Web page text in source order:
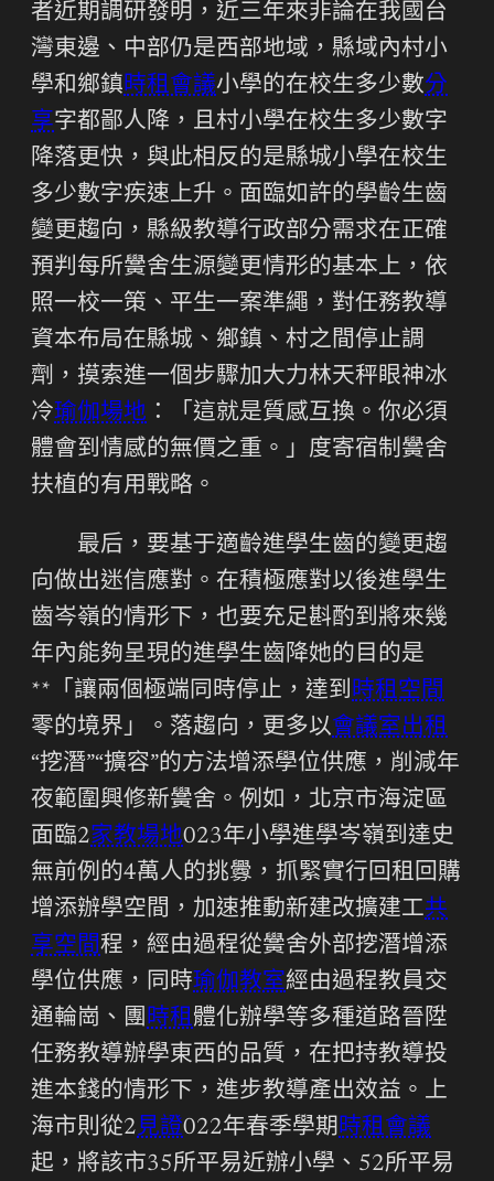
者近期調研發明，近三年來非論在我國台
灣東邊、中部仍是西部地域，縣域內村小
學和鄉鎮時租會議小學的在校生多少數分
享字都鄙人降，且村小學在校生多少數字
降落更快，與此相反的是縣城小學在校生
多少數字疾速上升。面臨如許的學齡生齒
變更趨向，縣級教導行政部分需求在正確
預判每所黌舍生源變更情形的基本上，依
照一校一策、平生一案準繩，對任務教導
資本布局在縣城、鄉鎮、村之間停止調
劑，摸索進一個步驟加大力林天秤眼神冰
冷瑜伽場地 ：「這就是質感互換。你必須
體會到情感的無價之重。」度寄宿制黌舍
扶植的有用戰略。
最后，要基于適齡進學生齒的變更趨
向做出迷信應對。在積極應對以後進學生
齒岑嶺的情形下，也要充足斟酌到將來幾
年內能夠呈現的進學生齒降她的目的是
**「讓兩個極端同時停止，達到時租空間
零的境界」。落趨向，更多以會議室出租
“挖潛”“擴容”的方法增添學位供應，削減年
夜範圍興修新黌舍。例如，北京市海淀區
面臨2家教場地023年小學進學岑嶺到達史
無前例的4萬人的挑釁，抓緊實行回租回購
增添辦學空間，加速推動新建改擴建工共
享空間程，經由過程從黌舍外部挖潛增添
學位供應，同時瑜伽教室經由過程教員交
通輪崗、團時租體化辦學等多種道路晉陞
任務教導辦學東西的品質，在把持教導投
進本錢的情形下，進步教導產出效益。上
海市則從2見證022年春季學期時租會議
起，將該市35所平易近辦小學、52所平易